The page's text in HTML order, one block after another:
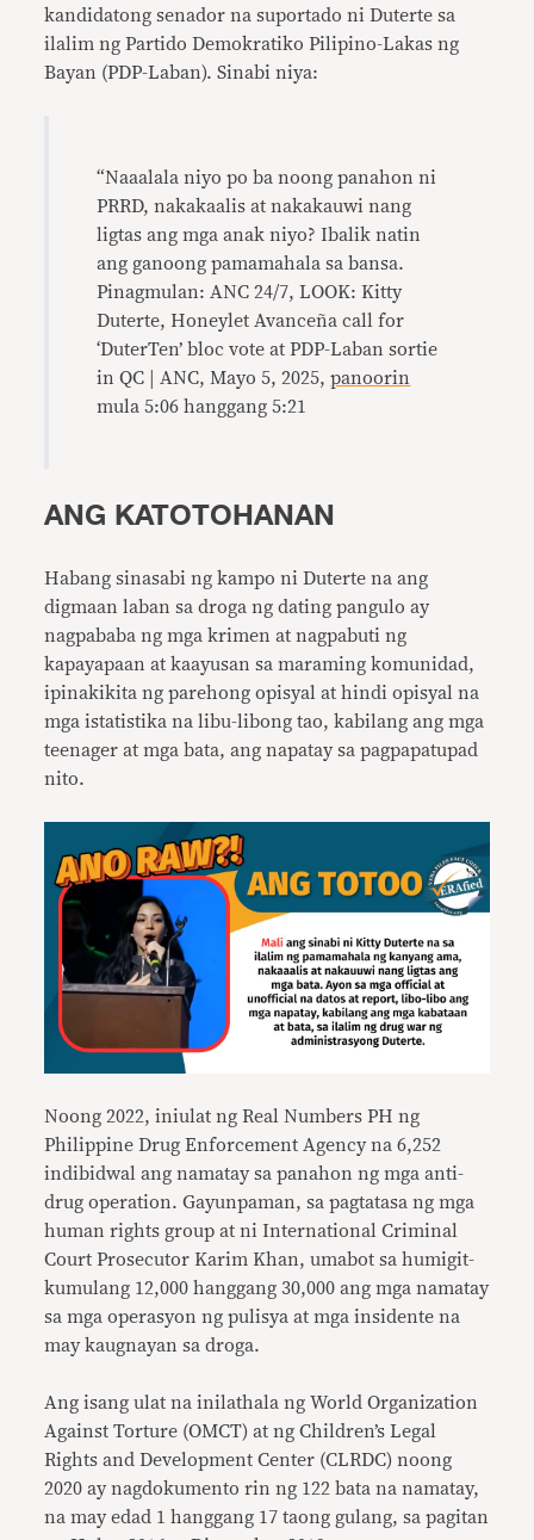
kandidatong senador na suportado ni Duterte sa
ilalim ng Partido Demokratiko Pilipino-Lakas ng
Bayan (PDP-Laban). Sinabi niya:
“Naaalala niyo po ba noong panahon ni
PRRD, nakakaalis at nakakauwi nang
ligtas ang mga anak niyo? Ibalik natin
ang ganoong pamamahala sa bansa.
Pinagmulan: ANC 24/7, LOOK: Kitty
Duterte, Honeylet Avanceña call for
‘DuterTen’ bloc vote at PDP-Laban sortie
in QC | ANC, Mayo 5, 2025,panoorin
mula 5:06 hanggang 5:21
ANG KATOTOHANAN
Habang sinasabi ng kampo ni Duterte na ang
digmaan laban sa droga ng dating pangulo ay
nagpababa ng mga krimen at nagpabuti ng
kapayapaan at kaayusan sa maraming komunidad,
ipinakikita ng parehong opisyal at hindi opisyal na
mga istatistika na libu-libong tao, kabilang ang mga
teenager at mga bata, ang napatay sa pagpapatupad
nito.
Noong 2022, iniulat ng Real Numbers PH ng
Philippine Drug Enforcement Agency na 6,252
indibidwal ang namatay sa panahon ng mga anti-
drug operation. Gayunpaman, sa pagtatasa ng mga
human rights group at ni International Criminal
Court Prosecutor Karim Khan, umabot sa humigit-
kumulang 12,000 hanggang 30,000 ang mga namatay
sa mga operasyon ng pulisya at mga insidente na
may kaugnayan sa droga.
Ang isang ulat na inilathala ng World Organization
Against Torture (OMCT) at ng Children’s Legal
Rights and Development Center (CLRDC) noong
2020 ay nagdokumento rin ng 122 bata na namatay,
na may edad 1 hanggang 17 taong gulang, sa pagitan